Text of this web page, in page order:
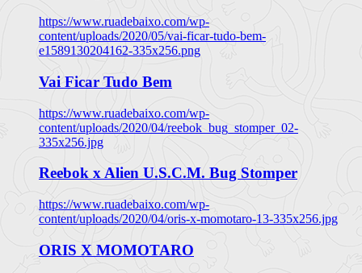
https://www.ruadebaixo.com/wp-
content/uploads/2020/05/vai-ficar-tudo-bem-
e1589130204162-335x256.png
Vai Ficar Tudo Bem
https://www.ruadebaixo.com/wp-
content/uploads/2020/04/reebok_bug_stomper_02-
335x256.jpg
Reebok x Alien U.S.C.M. Bug Stomper
https://www.ruadebaixo.com/wp-
content/uploads/2020/04/oris-x-momotaro-13-335x256.jpg
ORIS X MOMOTARO